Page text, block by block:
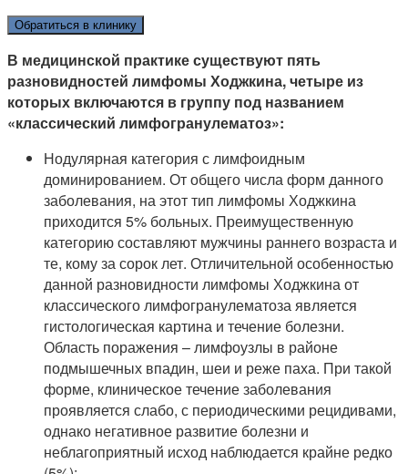
Обратиться в клинику
В медицинской практике существуют пять
разновидностей лимфомы Ходжкина, четыре из
которых включаются в группу под названием
«классический лимфогранулематоз»:
Нодулярная категория с лимфоидным
доминированием. От общего числа форм данного
заболевания, на этот тип лимфомы Ходжкина
приходится 5% больных. Преимущественную
категорию составляют мужчины раннего возраста и
те, кому за сорок лет. Отличительной особенностью
данной разновидности лимфомы Ходжкина от
классического лимфогранулематоза является
гистологическая картина и течение болезни.
Область поражения – лимфоузлы в районе
подмышечных впадин, шеи и реже паха. При такой
форме, клиническое течение заболевания
проявляется слабо, с периодическими рецидивами,
однако негативное развитие болезни и
неблагоприятный исход наблюдается крайне редко